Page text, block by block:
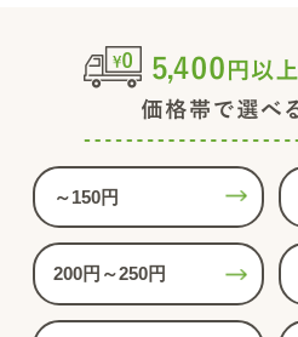
～150円
200円～250円